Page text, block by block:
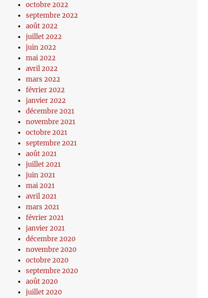
octobre 2022
septembre 2022
août 2022
juillet 2022
juin 2022
mai 2022
avril 2022
mars 2022
février 2022
janvier 2022
décembre 2021
novembre 2021
octobre 2021
septembre 2021
août 2021
juillet 2021
juin 2021
mai 2021
avril 2021
mars 2021
février 2021
janvier 2021
décembre 2020
novembre 2020
octobre 2020
septembre 2020
août 2020
juillet 2020